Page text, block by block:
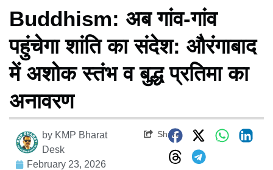
Buddhism: अब गांव-गांव
पहुंचेगा शांति का संदेश: औरंगाबाद
में अशोक स्तंभ व बुद्ध प्रतिमा का
अनावरण
by KMP Bharat
Desk
February 23, 2026
Share